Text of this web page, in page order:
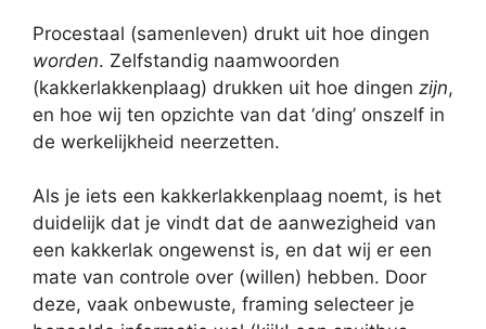
Procestaal (samenleven) drukt uit hoe dingen
worden. Zelfstandig naamwoorden
(kakkerlakkenplaag) drukken uit hoe dingen zijn,
en hoe wij ten opzichte van dat ‘ding’ onszelf in
de werkelijkheid neerzetten.
Als je iets een kakkerlakkenplaag noemt, is het
duidelijk dat je vindt dat de aanwezigheid van
een kakkerlak ongewenst is, en dat wij er een
mate van controle over (willen) hebben. Door
deze, vaak onbewuste, framing selecteer je